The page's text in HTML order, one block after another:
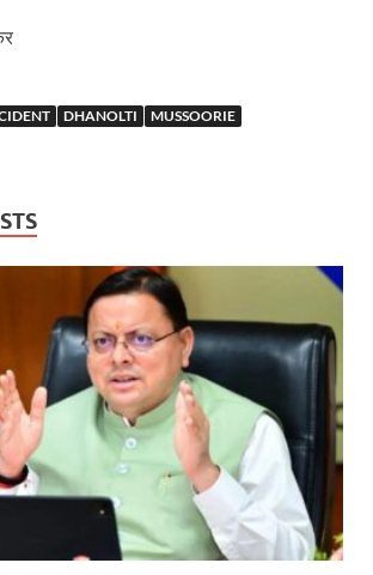
Aerial Survey: सीएम योगी के निर्देश पर उप मुख्यमंत्री व
Big Blueprint for Bastar: बस्तर के लिए बड़ा ब्लूप्रिंट:
Bhartendu Natya Akadami: मुख्यमंत्री ने देखी ‘आनंद
Women E Rickshaw Pilots: यूपी में तैयार हो रही
Mann Ki Baat: प्रधानमंत्री नरेंद्र मोदी ने देशवासियों
Jewar International Airport: यूपी में विकास अब घोषणा
UP Anganwadi: मुख्यमंत्री योगी आदित्यनाथ को
Mandir Cluster Model: पुरा महादेव मंदिर का ‘मंदिर
MMMUT Girls Hostel: एमएमएमयूटी में साइबर फोरेंसिक
DHANOLTI
MUSSOORIE